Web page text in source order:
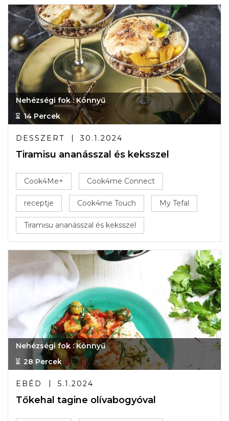
Nehézségi fok : Könnyű
14 Percek
DESSZERT 30.1.2024
Tiramisu ananásszal és keksszel
Cook4Me+ Cook4me Connect
receptje Cook4me Touch My Tefal
Tiramisu ananásszal és keksszel
Nehézségi fok : Könnyű
28 Percek
EBÉD 5.1.2024
Tőkehal tagine olívabogyóval